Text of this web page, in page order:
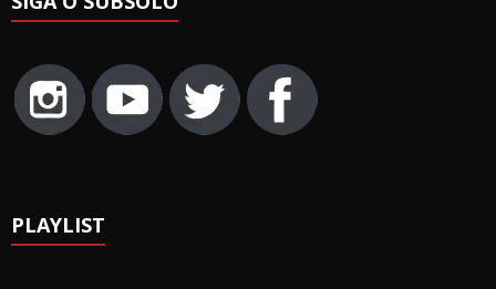
PLAYLIST